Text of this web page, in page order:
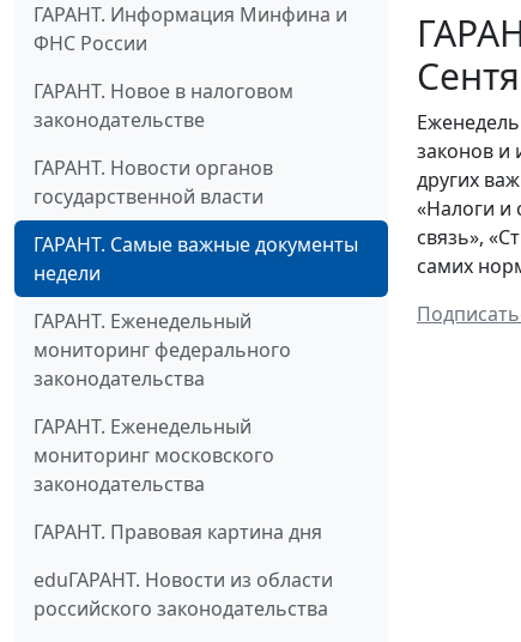
ГАРАНТ. Информация Минфина и
ФНС России
ГАРАНТ. Новое в налоговом
законодательстве
ГАРАНТ. Новости органов
государственной власти
ГАРАНТ. Самые важные документы
недели
ГАРАНТ. Еженедельный
мониторинг федерального
законодательства
ГАРАНТ. Еженедельный
мониторинг московского
законодательства
ГАРАНТ. Правовая картина дня
eduГАРАНТ. Новости из области
российского законодательства
законов и
других
«Налоги и
связь»,
самих